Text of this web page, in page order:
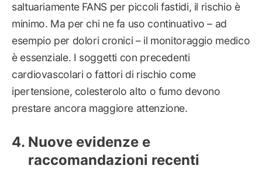
saltuariamente FANS per piccoli fastidi, il rischio è
minimo. Ma per chi ne fa uso continuativo – ad
esempio per dolori cronici – il monitoraggio medico
è essenziale. I soggetti con precedenti
cardiovascolari o fattori di rischio come
ipertensione, colesterolo alto o fumo devono
prestare ancora maggiore attenzione.
Nuove evidenze e
raccomandazioni recenti